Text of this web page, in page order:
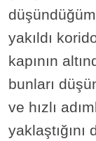
yakıldı
kapının
bunları
ve hızlı